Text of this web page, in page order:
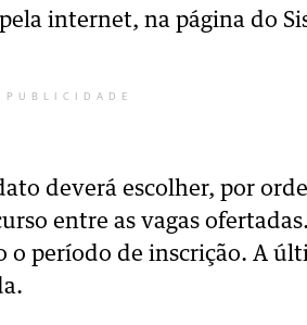
internet, na página do
PUBLICIDADE
deverá escolher, por
entre as vagas
o período de inscrição. A